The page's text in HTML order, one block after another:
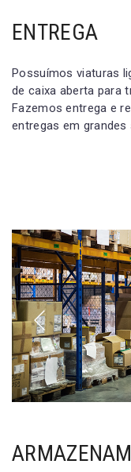
ENTREGA
Possuímos viaturas
de caixa aberta para
Fazemos entrega e
entregas em grandes